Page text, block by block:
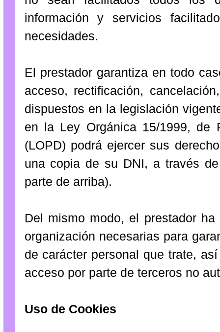
información y servicios
necesidades.
El prestador garantiza en todo
acceso, rectificación,
dispuestos en la legislación
en la Ley Orgánica 15/1999, de
(LOPD) podrá ejercer sus
una copia de su DNI, a través
parte de arriba).
Del mismo modo, el prestador
organización necesarias para
de carácter personal que trate,
acceso por parte de terceros no
Uso de Cookies